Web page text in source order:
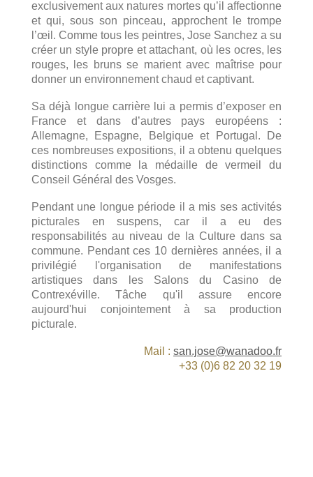
exclusivement aux natures mortes qu’il affectionne
et qui, sous son pinceau, approchent le trompe
l’œil. Comme tous les peintres, Jose Sanchez a su
créer un style propre et attachant, où les ocres, les
rouges, les bruns se marient avec maîtrise pour
donner un environnement chaud et captivant.
Sa déjà longue carrière lui a permis d’exposer en
France et dans d’autres pays européens :
Allemagne, Espagne, Belgique et Portugal. De
ces nombreuses expositions, il a obtenu quelques
distinctions comme la médaille de vermeil du
Conseil Général des Vosges.
Pendant une longue période il a mis ses activités
picturales en suspens, car il a eu des
responsabilités au niveau de la Culture dans sa
commune. Pendant ces 10 dernières années, il a
privilégié l'organisation de manifestations
artistiques dans les Salons du Casino de
Contrexéville. Tâche qu'il assure encore
aujourd'hui conjointement à sa production
picturale.
Mail : san.jose@wanadoo.fr
+33 (0)6 82 20 32 19